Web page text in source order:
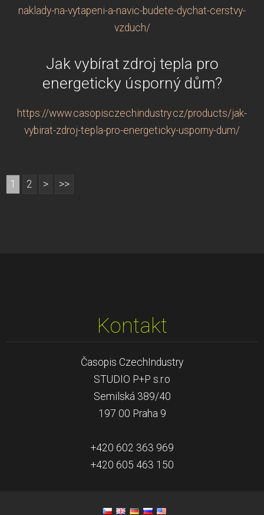
naklady-na-vytapeni-a-navic-budete-dychat-cerstvy-
vzduch/
Jak vybírat zdroj tepla pro
energeticky úsporný dům?
https://www.casopisczechindustry.cz/products/jak-
vybirat-zdroj-tepla-pro-energeticky-usporny-dum/
1 2 > >>
Kontakt
Časopis CzechIndustry
STUDIO P+P s.r.o
Semilská 389/40
197 00 Praha 9
+420 602 363 969
+420 605 463 150